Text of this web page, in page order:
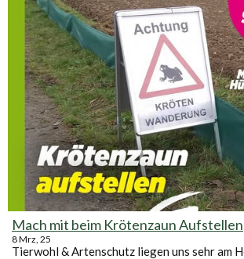
Mach mit beim Krötenzaun Aufstellen
8Mrz, 25
Tierwohl & Artenschutz liegen uns sehr am